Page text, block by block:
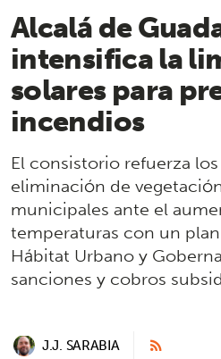
Alcalá de
intensifica la
solares para
incendios
El consistorio refuerza
eliminación de
municipales ante el
temperaturas con un
Hábitat Urbano y
sanciones y cobros
J.J. SARABIA